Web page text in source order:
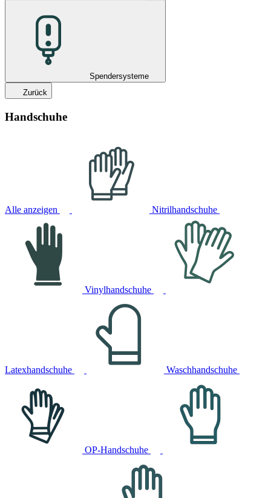
Spendersysteme
Zurück
Handschuhe
Alle anzeigen Nitrilhandschuhe
Vinylhandschuhe
Latexhandschuhe Waschhandschuhe
OP-Handschuhe